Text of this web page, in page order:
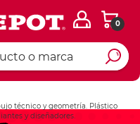
0
técnico y geometría. Plástico
y diseñadores.
Ingresar Codigo